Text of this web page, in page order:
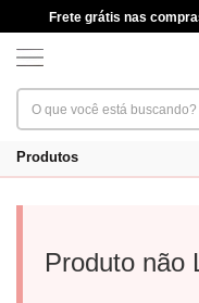
Frete grátis nas
Produtos
Produto não